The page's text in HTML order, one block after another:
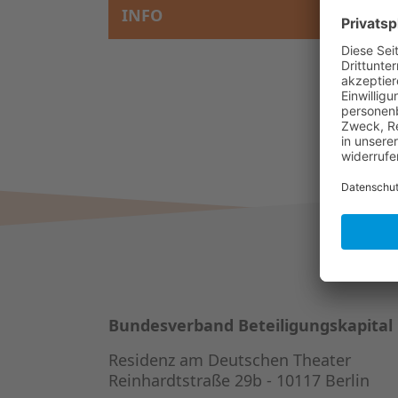
INFO
Bundesverband Beteiligungskapital
Residenz am Deutschen Theater
Reinhardtstraße 29b - 10117 Berlin